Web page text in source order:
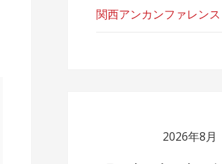
関西アンカンファレンス
2026年8月